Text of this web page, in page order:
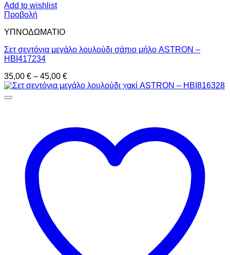
Add to wishlist
Προβολή
ΥΠΝΟΔΩΜΑΤΙO
Σετ σεντόνια μεγάλο λουλούδι σάπιο μήλο ASTRON –
HBI417234
35,00 € – 45,00 €Price
range: